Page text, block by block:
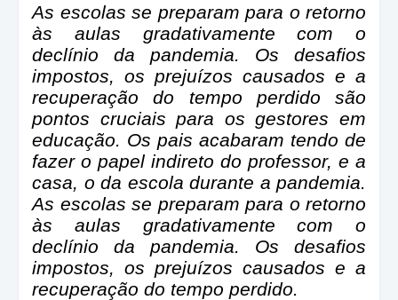
As escolas se preparam para o retorno
às aulas gradativamente com o
declínio da pandemia. Os desafios
impostos, os prejuízos causados e a
recuperação do tempo perdido são
pontos cruciais para os gestores em
educação. Os pais acabaram tendo de
fazer o papel indireto do professor, e a
casa, o da escola durante a pandemia.
As escolas se preparam para o retorno
às aulas gradativamente com o
declínio da pandemia. Os desafios
impostos, os prejuízos causados e a
recuperação do tempo perdido.